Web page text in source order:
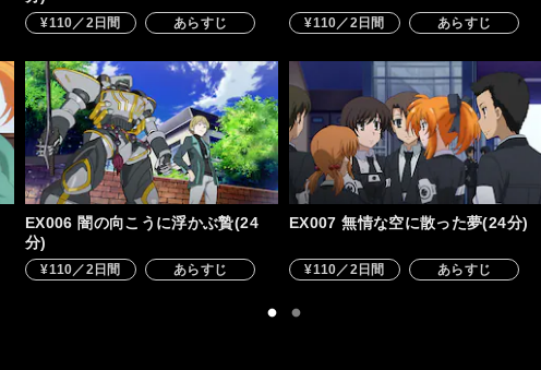
¥110／2日間 あらすじ ¥110／2日間 あらすじ
EX006 闇の向こうに浮かぶ贄(24
分)
¥110／2日間 あらすじ
EX007 無情な空に散った夢(24分)
¥110／2日間 あらすじ